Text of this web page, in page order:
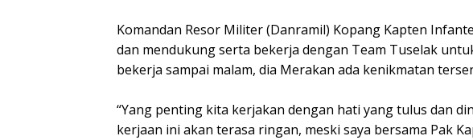
Komandan Resor Militer (Danramil) Kopang Kapten
dan mendukung serta bekerja dengan Team Tuselak
bekerja sampai malam, dia Merakan ada kenikmatan
“Yang penting kita kerjakan dengan hati yang tulus dan
kerjaan ini akan terasa ringan, meski saya bersama Pak